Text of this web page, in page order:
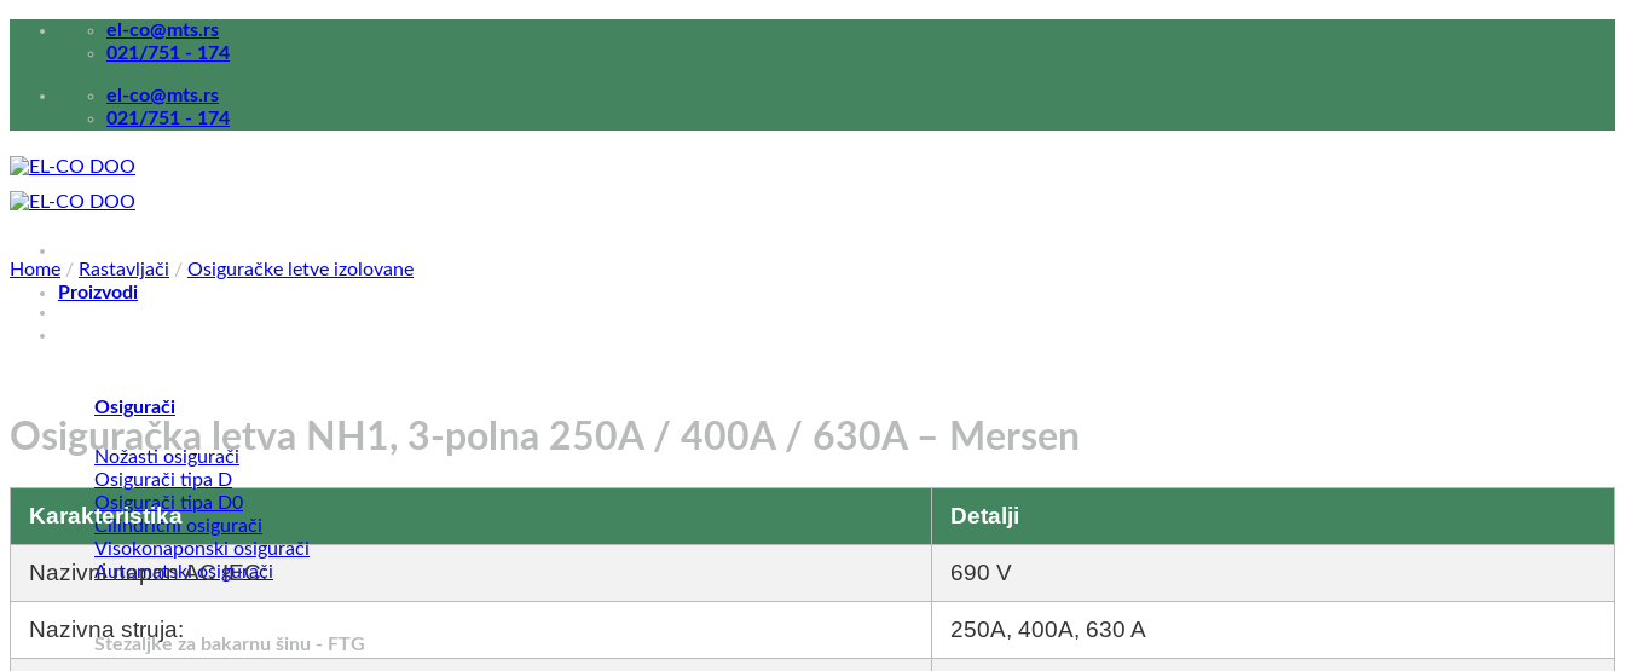
Прескочи
el-co@mts.rs
021/751 - 174
el-co@mts.rs
021/751 - 174
Proizvodi
Osigurači
Nožasti osigurači
Osigurači tipa D
Osigurači tipa D0
Cilindrični osigurači
Visokonaponski osigurači
Automatski osigurači
Stezaljke za bakarnu šinu - FTG
Home / Rastavljači / Osiguračke letve izolovane
Osiguračka letva NH1, 3-polna 250A / 400A / 630A – Mersen
Karakteristika Detalji
Nazivni napon AC IEC: 690 V
Nazivna struja: 250A, 400A, 630 A